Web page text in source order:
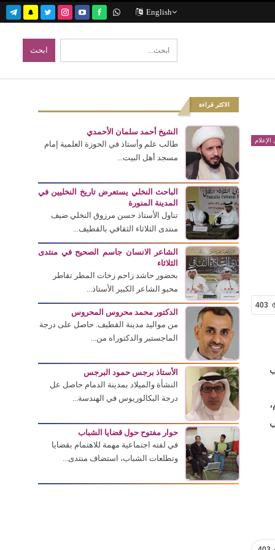
English
403
الاكثر قراءة
الشيخ أحمد سلمان الأحمدي
طالب علم وأستاذ في الحوزة العلمية إمام
مسجد أهل البيت...
الباحث النخلي يستعرض تاريخ النخليين في
المدينة المنورة
تناول الأستاذ حسن مرزوق النخلي ضيف
منتدى الثلاثاء الثقافي بالقطيف...
الشاعر الانسان جاسم الصحيح في منتدى
الثلاثاء
بحضور حاشد زاحم زخات المطر تقاطر
محبو الشاعر الكبير الأستاذ...
الدكتور محمد محروس المحروس
من مواليد مدينة القطيف. حاصل على درجة
الماجستير والدكتوراه من...
الأستاذ برجس حمود البرجس
النشأة والميلاد بمدينة الدمام حاصل عل
درجة البكالوريوس في الهندسة...
حوار مفتوح حول قضايا الشباب
في لفته اجتماعية مهمة للاهتمام بقضايا
وتطلعات الشباب، استضاف منتدى...